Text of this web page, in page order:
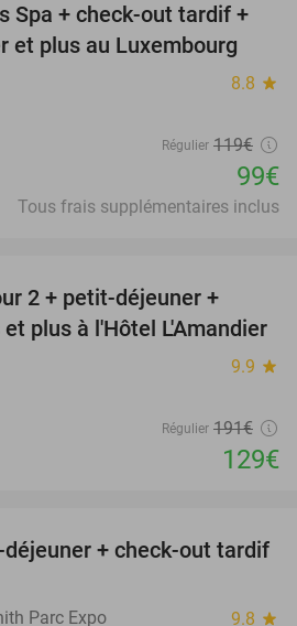
17%
Spa + check-out tardif +
et plus au Luxembourg
8.8 star
Régulier 119€
99€
Tous frais supplémentaires inclus
2 + petit-déjeuner +
plus à l'Hôtel L'Amandier
9.9 star
Régulier 191€
129€
37%
+ check-out tardif
Parc Expo 9.8 star